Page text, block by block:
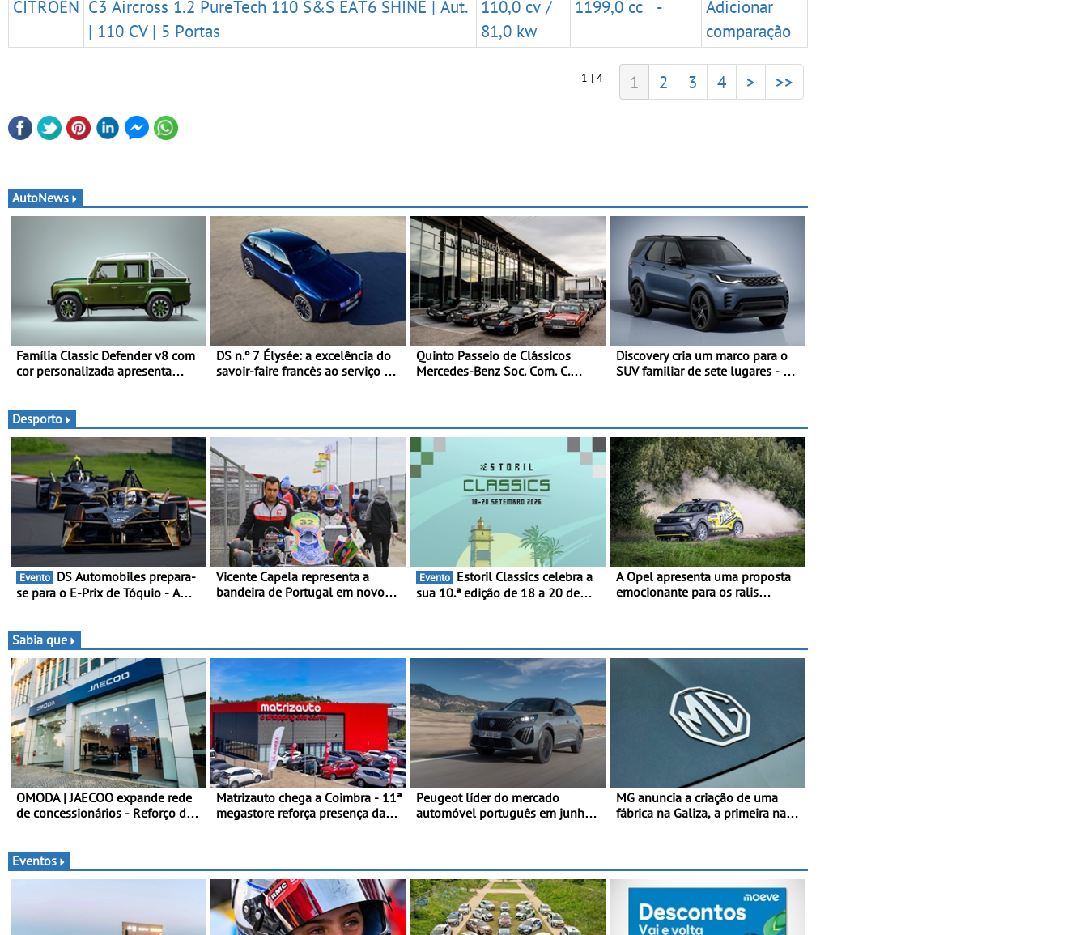
CITROËN C3 Aircross 1.2 PureTech 110 S&S EAT6 SHINE | Aut.
| 110 CV | 5 Portas
110,0 cv /
81,0 kw
1199,0 cc -
Adicionar
comparação
1 | 4 1 2 3 4 > >>
AutoNews
Família Classic Defender v8 com
cor personalizada apresenta
DS n.º 7 Élysée: a excelência do
savoir-faire francês ao serviço do
Quinto Passeio de Clássicos
Mercedes-Benz Soc. Com. C.
Discovery cria um marco para o
SUV familiar de sete lugares - A
Desporto
Evento
se para o E-Prix de Tóquio - A
para no campeonato
Vicente Capela representa a
bandeira de Portugal em novo
de Kart, em Teruel
Evento
sua 10.ª edição de 18 a 20 de
A Opel apresenta uma proposta
emocionante para os ralis
competitiva
Sabia que
OMODA | JAECOO expande rede
de concessionários - Reforço da
Matrizauto chega a Coimbra - 11ª
megastore reforça presença da
Peugeot líder do mercado
automóvel português em junho e
MG anuncia a criação de uma
fábrica na Galiza, a primeira na
anual de até 120.000 veículos
Eventos